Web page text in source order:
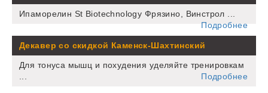
Ипаморелин St Biotechnology Фрязино, Винстрол ...
Подробнее
Декавер со скидкой Каменск-Шахтинский
Для тонуса мышц и похудения уделяйте тренировкам
...
Подробнее